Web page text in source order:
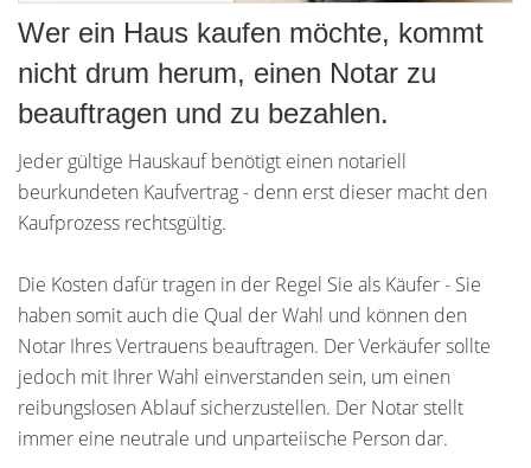
Wer ein Haus kaufen möchte, kommt
nicht drum herum, einen Notar zu
beauftragen und zu bezahlen.
Jeder gültige Hauskauf benötigt einen notariell
beurkundeten Kaufvertrag - denn erst dieser macht den
Kaufprozess rechtsgültig.
Die Kosten dafür tragen in der Regel Sie als Käufer - Sie
haben somit auch die Qual der Wahl und können den
Notar Ihres Vertrauens beauftragen. Der Verkäufer sollte
jedoch mit Ihrer Wahl einverstanden sein, um einen
reibungslosen Ablauf sicherzustellen. Der Notar stellt
immer eine neutrale und unparteiische Person dar.